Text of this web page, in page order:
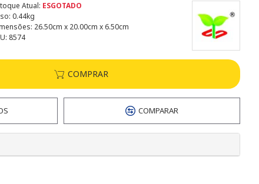
Atual: ESGOTADO
0.44kg
26.50cm x 20.00cm x 6.50cm
8574
COMPRAR
COMPARAR